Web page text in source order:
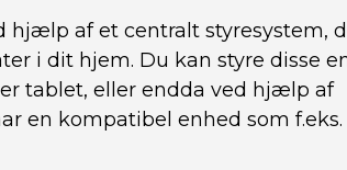
hjælp af et centralt styresystem,
i dit hjem. Du kan styre disse
tablet, eller endda ved hjælp af
en kompatibel enhed som